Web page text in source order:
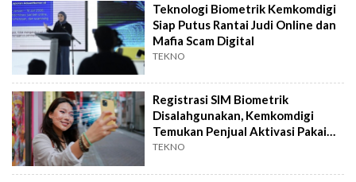
Teknologi Biometrik Kemkomdigi
Siap Putus Rantai Judi Online dan
Mafia Scam Digital
TEKNO
Registrasi SIM Biometrik
Disalahgunakan, Kemkomdigi
Temukan Penjual Aktivasi Pakai
Wajah Sendiri
TEKNO